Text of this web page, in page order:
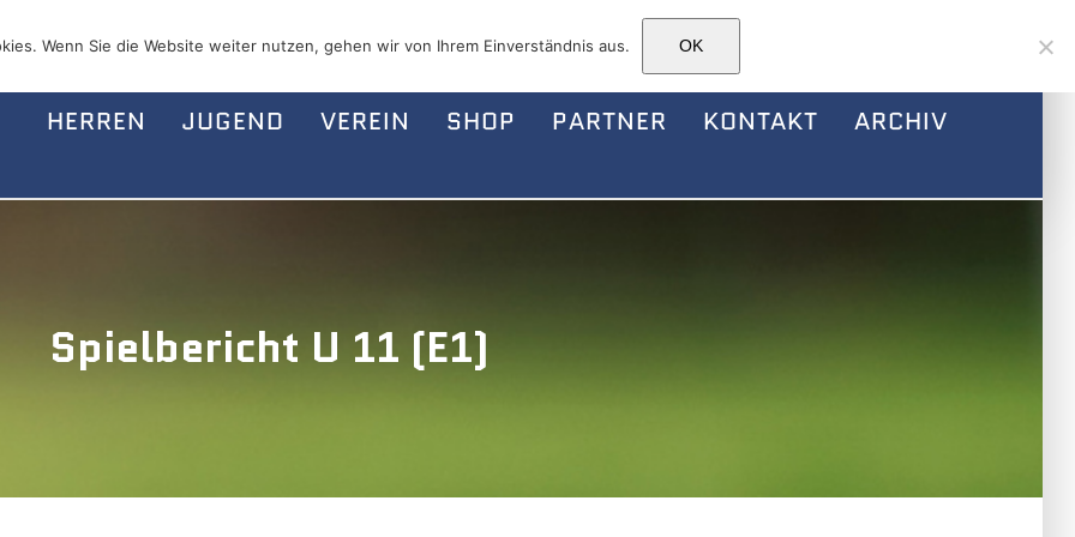
HERREN JUGEND VEREIN SHOP PARTNER KONTAKT ARCHIV
Spielbericht U 11 (E1)
Wenn Sie die Website weiter nutzen, gehen wir von Ihrem Einverständnis aus. OK